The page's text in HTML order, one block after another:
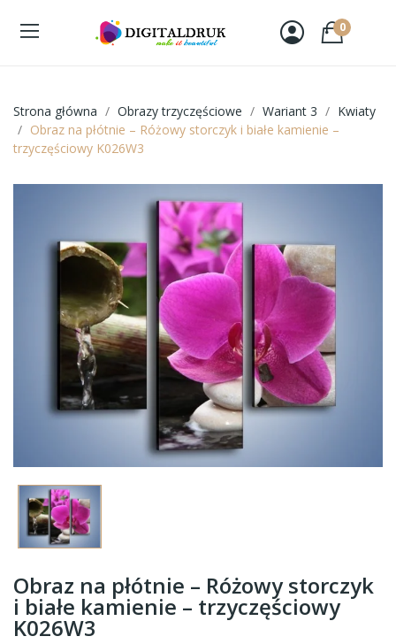
0
Strona główna Obrazy trzyczęściowe Wariant 3
Kwiaty
Obraz na płótnie – Różowy storczyk i białe kamienie –
trzyczęściowy K026W3
Obraz na płótnie – Różowy storczyk
i białe kamienie – trzyczęściowy
K026W3